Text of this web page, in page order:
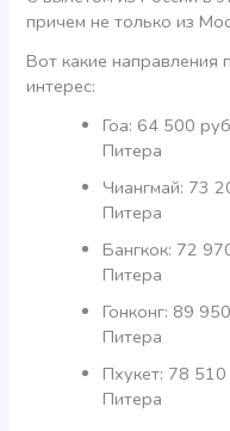
причем не только из
Вот какие направления
интерес:
Гоа: 64 500
Питера
Чиангмай: 73
Питера
Бангкок: 72
Питера
Гонконг: 89
Питера
Пхукет: 78
Питера